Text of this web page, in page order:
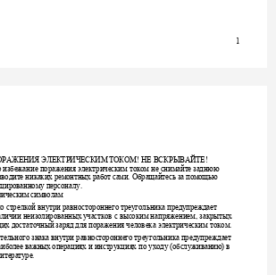
1
ЭЛЕКТРИЧЕСКИМ ТОКОМ! НЕ ВСКРЫВАЙТЕ!
избежание поражения электрическим током не снимайте заднюю
никаких ремонтных работ сами. Обращайтесь за помощью
персоналу.
символам
стрелкой внутри равностороннего треугольника предупреждает
неизолированных участков с высоким напряжением, закрытых
достаточный заряд для поражения человека электрическим током.
знака внутри равностороннего треугольника предупреждает
важных операциях и инструкциях по уходу (обслуживанию) в
ре.